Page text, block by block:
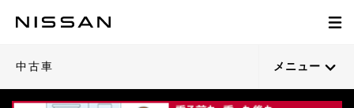
中古車 メニュー